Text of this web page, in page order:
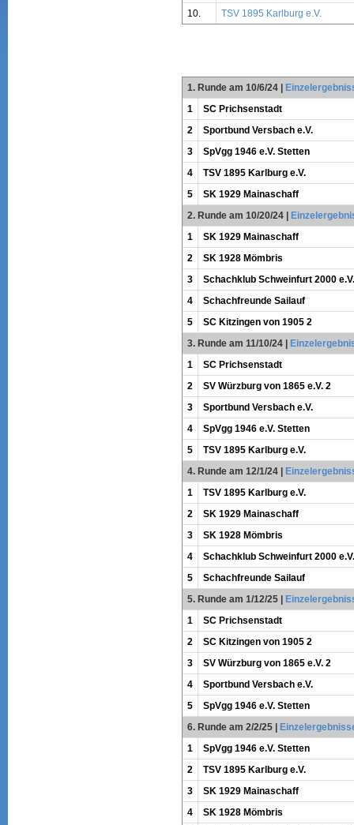
10.
TSV 1895 Karlburg e.V.
1. Runde am 10/6/24|
1
SC Prichsenstadt
2
Sportbund Versbach e.V.
3
SpVgg 1946 e.V. Stetten
4
TSV 1895 Karlburg e.V.
5
SK 1929 Mainaschaff
2. Runde am 10/20/24|
1
SK 1929 Mainaschaff
2
SK 1928 Mömbris
3
Schachklub Schweinfurt 2000 e.V.
4
Schachfreunde Sailauf
5
SC Kitzingen von 1905 2
3. Runde am 11/10/24|
1
SC Prichsenstadt
2
SV Würzburg von 1865 e.V. 2
3
Sportbund Versbach e.V.
4
SpVgg 1946 e.V. Stetten
5
TSV 1895 Karlburg e.V.
4. Runde am 12/1/24|
1
TSV 1895 Karlburg e.V.
2
SK 1929 Mainaschaff
3
SK 1928 Mömbris
4
Schachklub Schweinfurt 2000 e.V.
5
Schachfreunde Sailauf
5. Runde am 1/12/25|
1
SC Prichsenstadt
2
SC Kitzingen von 1905 2
3
SV Würzburg von 1865 e.V. 2
4
Sportbund Versbach e.V.
5
SpVgg 1946 e.V. Stetten
6. Runde am 2/2/25|
1
SpVgg 1946 e.V. Stetten
2
TSV 1895 Karlburg e.V.
3
SK 1929 Mainaschaff
4
SK 1928 Mömbris